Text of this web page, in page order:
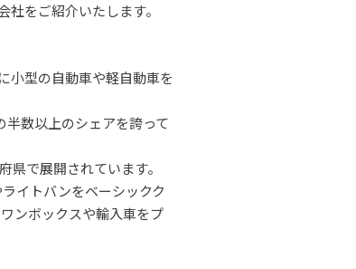
をご紹介いたします。
小型の自動車や軽自動車を
半数以上のシェアを誇って
県で展開されています。
イトバンをベーシックク
ンボックスや輸入車をプ